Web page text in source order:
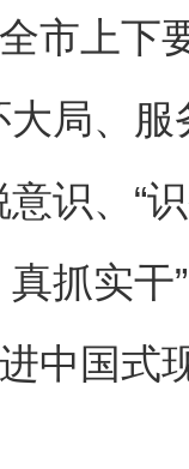
上下要
局、
意识、“
真抓实
中国式